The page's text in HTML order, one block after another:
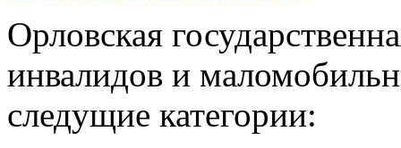
Орловская
инвалидов и
следущие категории: